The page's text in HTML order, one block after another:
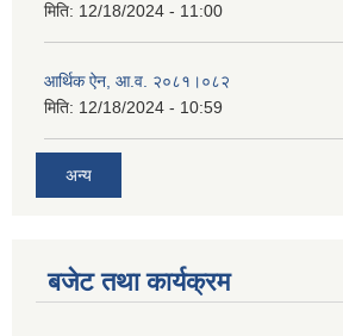
मिति: 12/18/2024 - 11:00
आर्थिक ऐन, आ.व. २०८१।०८२
मिति: 12/18/2024 - 10:59
अन्य
बजेट तथा कार्यक्रम